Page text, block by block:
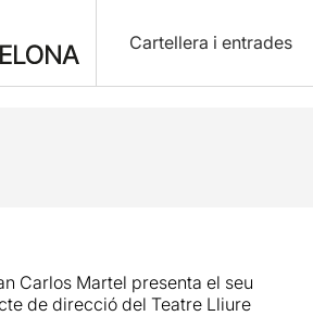
Cartellera i entrades
Carlos Martel presenta el seu
de direcció del Teatre Lliure